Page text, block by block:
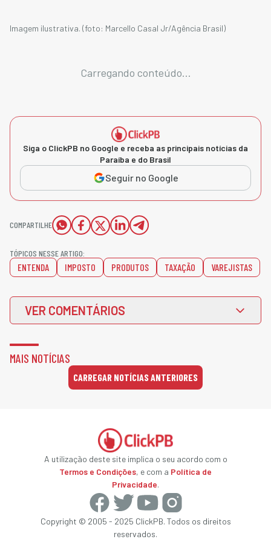
Imagem ilustrativa. (foto: Marcello Casal Jr/Agência Brasil)
Carregando conteúdo...
Siga o ClickPB no Google e receba as principais notícias da
Paraíba e do Brasil
Seguir no Google
COMPARTILHE
TÓPICOS NESSE ARTIGO:
ENTENDA IMPOSTO PRODUTOS TAXAÇÃO VAREJISTAS
VER COMENTÁRIOS
MAIS NOTÍCIAS
CARREGAR NOTÍCIAS ANTERIORES
A utilização deste site implica o seu acordo com o
Termos e Condições, e com a Política de
Privacidade.
Copyright © 2005 - 2025 ClickPB. Todos os direitos
reservados.